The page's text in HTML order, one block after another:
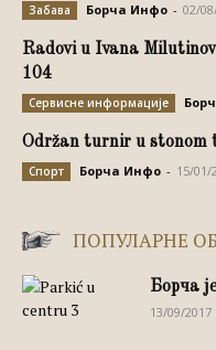
Забава Борча Инфо - 02/
Radovi u Ivana
104
Сервисне информације
Održan turnir u stonom
Спорт Борча Инфо - 15/01/
ПОПУЛАРНЕ
Борча
13/09/2017